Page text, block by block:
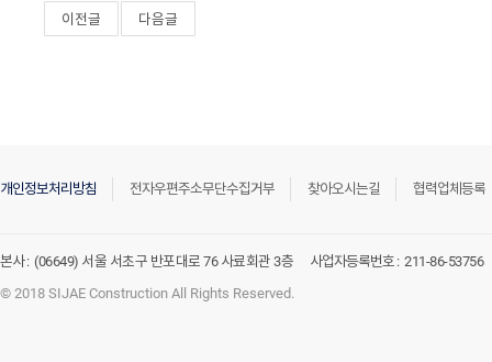
이전글 다음글
개인정보처리방침 전자우편주소무단수집거부 찾아오시는길 협력업체등록
본사 : (06649) 서울 서초구 반포대로 76 사료회관 3층 사업자등록번호 : 211-86-53756
© 2018 SIJAE Construction All Rights Reserved.